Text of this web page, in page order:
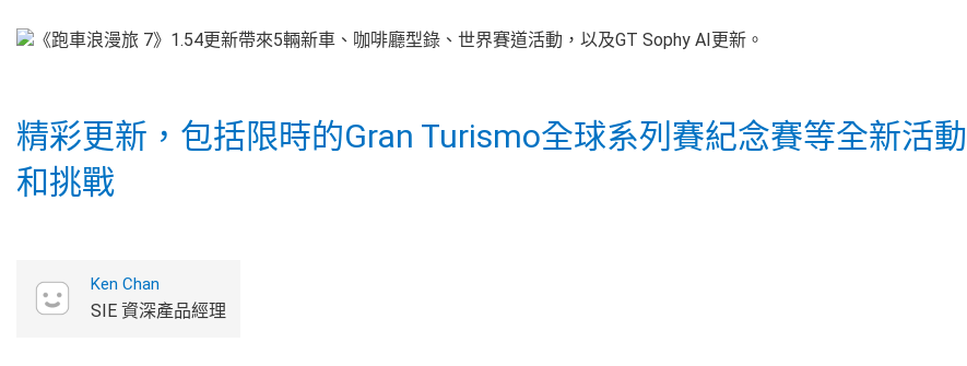
精彩更新，包括限時的Gran Turismo全球系列賽紀念賽等全新活動
和挑戰
Ken Chan
SIE 資深產品經理